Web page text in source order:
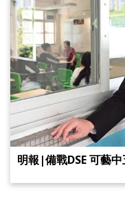
明報|備戰DSE 可藝